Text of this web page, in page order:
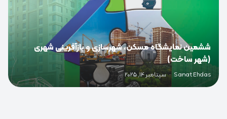
ششمین نمایشگاه مسکن، شهرسازی و بازآفرینی شهری
(شهر ساخت)
Sanat Ehdas
· سپتامبر 14, 2025